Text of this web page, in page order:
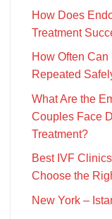
How Does
Treatment
How Often
Repeated
What Are the
Couples Face
Treatment?
Best IVF
Choose the
New York –